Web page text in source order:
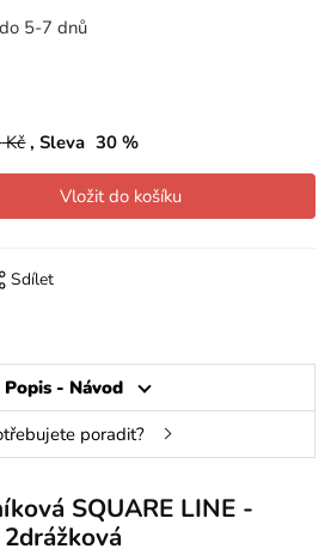
5-7 dnů
Kč Sleva 30 %
Sdílet
Popis - Návod
poradit?
SQUARE LINE -
2drážková